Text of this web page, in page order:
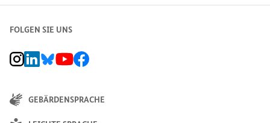
FOLGEN SIE UNS
BMZ Instagram-Kanal, Externer Link
BMZ LinkedIn Unternehmensseite, Externer Link
BMZ Bluesky-Seite, Externer Link
BMZ Youtube-Kanal, Externer Link
BMZ Facebook-Seite, Externer Link
GEBÄRDENSPRACHE